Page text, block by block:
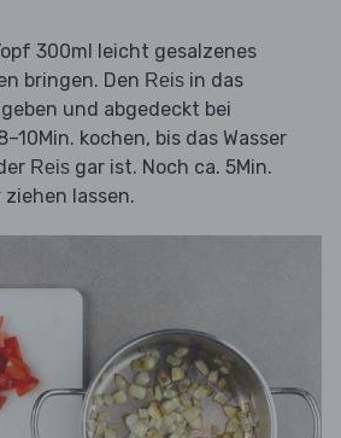
300ml leicht gesalzenes
bringen. Den Reis in das
und abgedeckt bei
kochen, bis das Wasser
Reis gar ist. Noch ca. 5Min.
lassen.